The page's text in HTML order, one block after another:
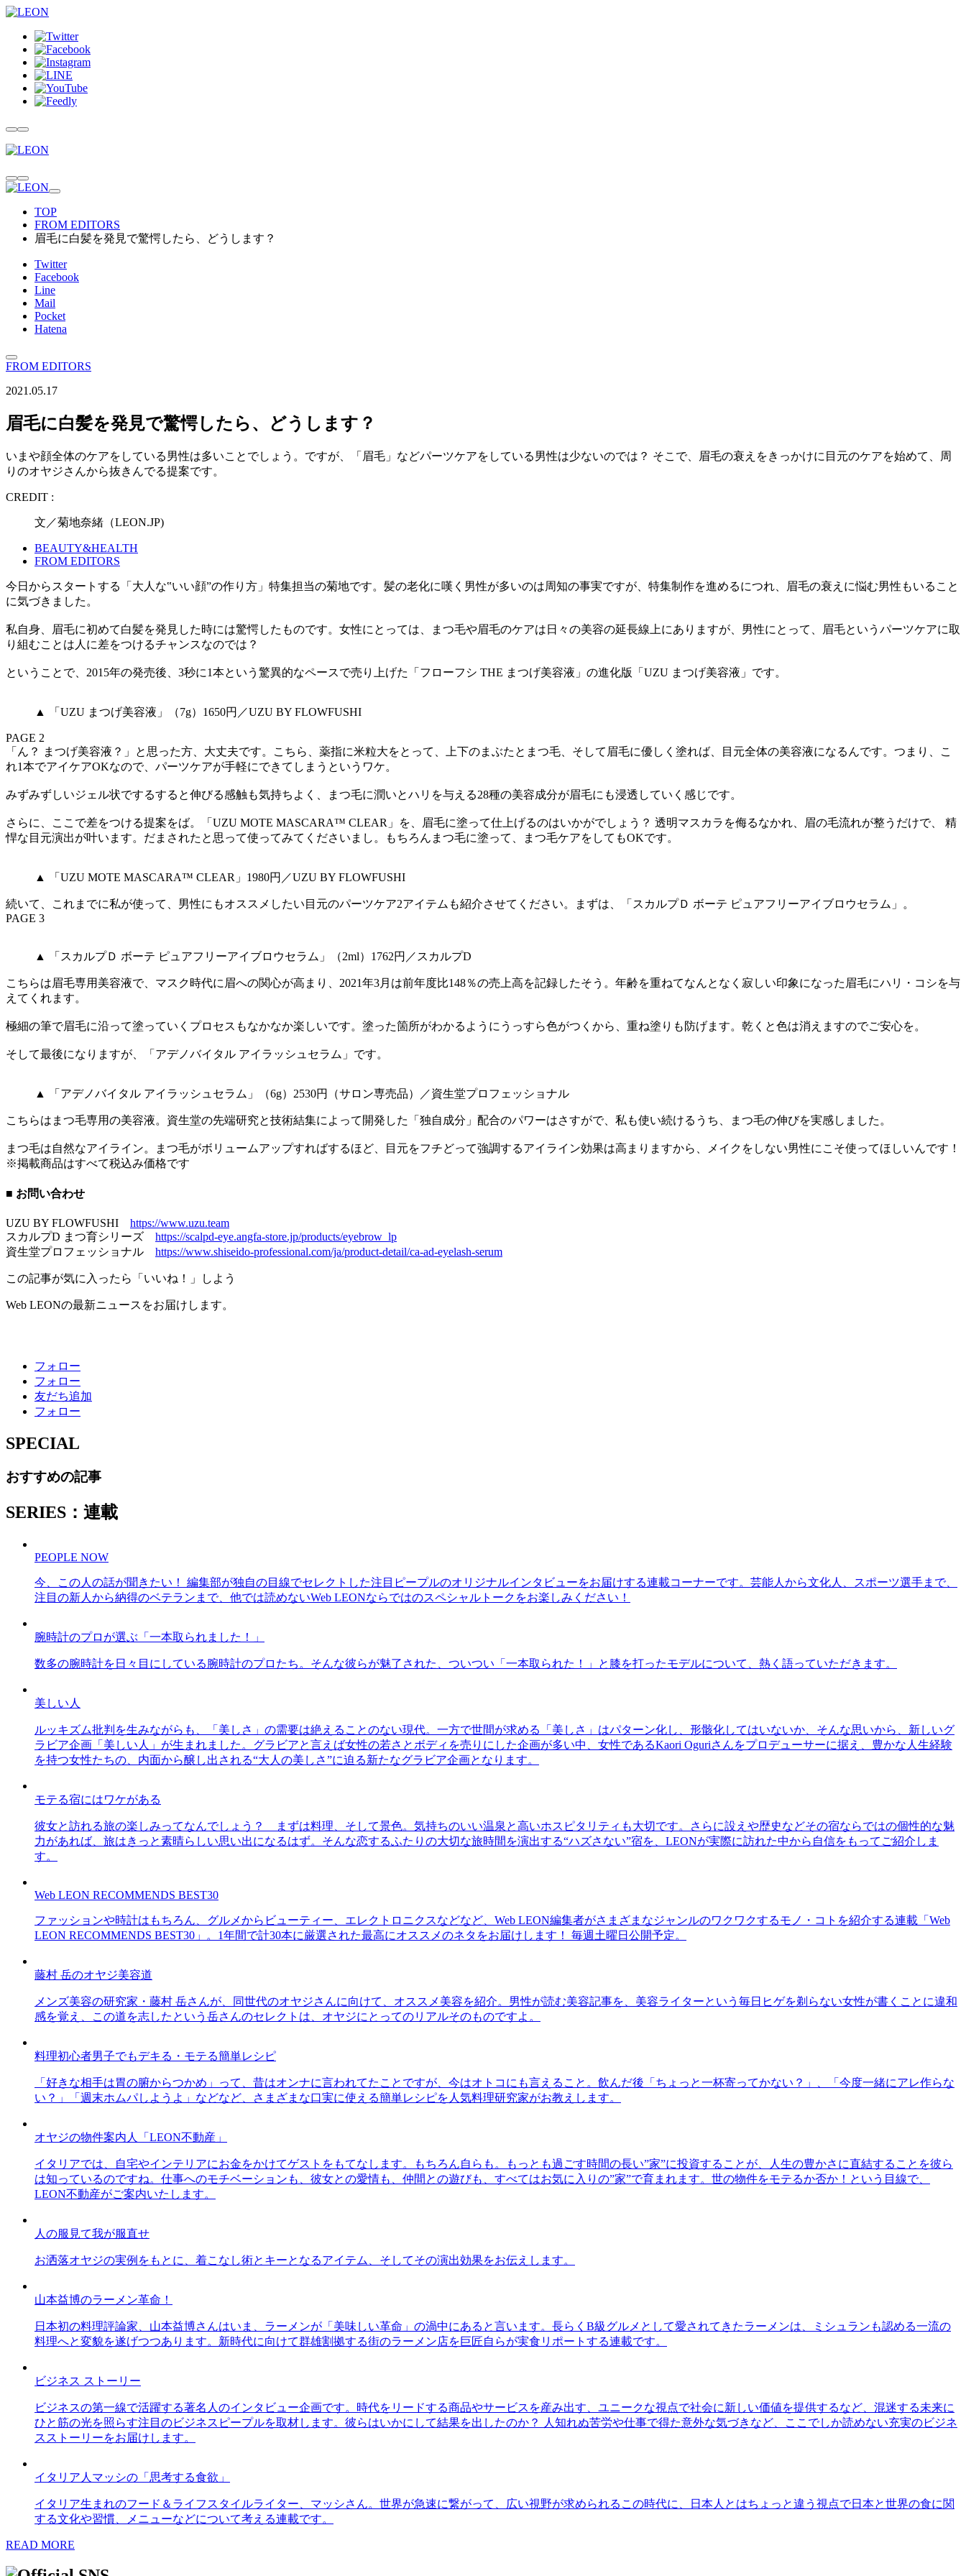
TOP
FROM EDITORS
眉毛に白髪を発見で驚愕したら、どうします？
Twitter
Facebook
Line
Mail
Pocket
Hatena
FROM EDITORS
2021.05.17
眉毛に白髪を発見で驚愕したら、どうします？
いまや顔全体のケアをしている男性は多いことでしょう。ですが、「眉毛」などパーツケアをしている男性は少ないのでは？ そこで、眉毛の衰えをきっかけに目元のケアを始めて、周
りのオヤジさんから抜きんでる提案です。
CREDIT :
文／菊地奈緒（LEON.JP)
BEAUTY&HEALTH
FROM EDITORS
今日からスタートする「大人な‟いい顔”の作り方」特集担当の菊地です。髪の老化に嘆く男性が多いのは周知の事実ですが、特集制作を進めるにつれ、眉毛の衰えに悩む男性もいること
に気づきました。
私自身、眉毛に初めて白髪を発見した時には驚愕したものです。女性にとっては、まつ毛や眉毛のケアは日々の美容の延長線上にありますが、男性にとって、眉毛というパーツケアに取
り組むことは人に差をつけるチャンスなのでは？
ということで、2015年の発売後、3秒に1本という驚異的なペースで売り上げた「フローフシ THE まつげ美容液」の進化版「UZU まつげ美容液」です。
▲ 「UZU まつげ美容液」（7g）1650円／UZU BY FLOWFUSHI
PAGE 2
「ん？ まつげ美容液？」と思った方、大丈夫です。こちら、薬指に米粒大をとって、上下のまぶたとまつ毛、そして眉毛に優しく塗れば、目元全体の美容液になるんです。つまり、こ
れ1本でアイケアOKなので、パーツケアが手軽にできてしまうというワケ。
みずみずしいジェル状でするすると伸びる感触も気持ちよく、まつ毛に潤いとハリを与える28種の美容成分が眉毛にも浸透していく感じです。
さらに、ここで差をつける提案をば。「UZU MOTE MASCARA™ CLEAR」を、眉毛に塗って仕上げるのはいかがでしょう？ 透明マスカラを侮るなかれ、眉の毛流れが整うだけで、 精
悍な目元演出が叶います。だまされたと思って使ってみてくださいまし。もちろんまつ毛に塗って、まつ毛ケアをしてもOKです。
▲ 「UZU MOTE MASCARA™ CLEAR」1980円／UZU BY FLOWFUSHI
続いて、これまでに私が使って、男性にもオススメしたい目元のパーツケア2アイテムも紹介させてください。まずは、「スカルプＤ ボーテ ピュアフリーアイブロウセラム」。
PAGE 3
▲ 「スカルプＤ ボーテ ピュアフリーアイブロウセラム」（2ml）1762円／スカルプD
こちらは眉毛専用美容液で、マスク時代に眉への関心が高まり、2021年3月は前年度比148％の売上高を記録したそう。年齢を重ねてなんとなく寂しい印象になった眉毛にハリ・コシを与
えてくれます。
極細の筆で眉毛に沿って塗っていくプロセスもなかなか楽しいです。塗った箇所がわかるようにうっすら色がつくから、重ね塗りも防げます。乾くと色は消えますのでご安心を。
そして最後になりますが、「アデノバイタル アイラッシュセラム」です。
▲ 「アデノバイタル アイラッシュセラム」（6g）2530円（サロン専売品）／資生堂プロフェッショナル
こちらはまつ毛専用の美容液。資生堂の先端研究と技術結集によって開発した「独自成分」配合のパワーはさすがで、私も使い続けるうち、まつ毛の伸びを実感しました。
まつ毛は自然なアイライン。まつ毛がボリュームアップすればするほど、目元をフチどって強調するアイライン効果は高まりますから、メイクをしない男性にこそ使ってほしいんです！
※掲載商品はすべて税込み価格です
■ お問い合わせ
UZU BY FLOWFUSHI https://www.uzu.team
スカルプD まつ育シリーズ https://scalpd-eye.angfa-store.jp/products/eyebrow_lp
資生堂プロフェッショナル https://www.shiseido-professional.com/ja/product-detail/ca-ad-eyelash-serum
この記事が気に入ったら「いいね！」しよう
Web LEONの最新ニュースをお届けします。
フォロー
フォロー
友だち追加
フォロー
SPECIAL
おすすめの記事
SERIES：連載
PEOPLE NOW
今、この人の話が聞きたい！ 編集部が独自の目線でセレクトした注目ピープルのオリジナルインタビューをお届けする連載コーナーです。芸能人から文化人、スポーツ選手まで、
注目の新人から納得のベテランまで、他では読めないWeb LEONならではのスペシャルトークをお楽しみください！
腕時計のプロが選ぶ「一本取られました！」
数多の腕時計を日々目にしている腕時計のプロたち。そんな彼らが魅了された、ついつい「一本取られた！」と膝を打ったモデルについて、熱く語っていただきます。
美しい人
ルッキズム批判を生みながらも、「美しさ」の需要は絶えることのない現代。一方で世間が求める「美しさ」はパターン化し、形骸化してはいないか、そんな思いから、新しいグ
ラビア企画「美しい人」が生まれました。グラビアと言えば女性の若さとボディを売りにした企画が多い中、女性であるKaori Oguriさんをプロデューサーに据え、豊かな人生経験
を持つ女性たちの、内面から醸し出される“大人の美しさ”に迫る新たなグラビア企画となります。
モテる宿にはワケがある
彼女と訪れる旅の楽しみってなんでしょう？ まずは料理、そして景色。気持ちのいい温泉と高いホスピタリティも大切です。さらに設えや歴史などその宿ならではの個性的な魅
力があれば、旅はきっと素晴らしい思い出になるはず。そんな恋するふたりの大切な旅時間を演出する“ハズさない”宿を、LEONが実際に訪れた中から自信をもってご紹介しま
す。
Web LEON RECOMMENDS BEST30
ファッションや時計はもちろん、グルメからビューティー、エレクトロニクスなどなど、Web LEON編集者がさまざまなジャンルのワクワクするモノ・コトを紹介する連載「Web
LEON RECOMMENDS BEST30」。1年間で計30本に厳選された最高にオススメのネタをお届けします！ 毎週土曜日公開予定。
藤村 岳のオヤジ美容道
メンズ美容の研究家・藤村 岳さんが、同世代のオヤジさんに向けて、オススメ美容を紹介。男性が読む美容記事を、美容ライターという毎日ヒゲを剃らない女性が書くことに違和
感を覚え、この道を志したという岳さんのセレクトは、オヤジにとってのリアルそのものですよ。
料理初心者男子でもデキる・モテる簡単レシピ
「好きな相手は胃の腑からつかめ」って、昔はオンナに言われてたことですが、今はオトコにも言えること。飲んだ後「ちょっと一杯寄ってかない？」、「今度一緒にアレ作らな
い？」「週末ホムパしようよ」などなど、さまざまな口実に使える簡単レシピを人気料理研究家がお教えします。
オヤジの物件案内人「LEON不動産」
イタリアでは、自宅やインテリアにお金をかけてゲストをもてなします。もちろん自らも。もっとも過ごす時間の長い”家”に投資することが、人生の豊かさに直結することを彼ら
は知っているのですね。仕事へのモチベーションも、彼女との愛情も、仲間との遊びも、すべてはお気に入りの”家”で育まれます。世の物件をモテるか否か！という目線で、
LEON不動産がご案内いたします。
人の服見て我が服直せ
お洒落オヤジの実例をもとに、着こなし術とキーとなるアイテム、そしてその演出効果をお伝えします。
山本益博のラーメン革命！
日本初の料理評論家、山本益博さんはいま、ラーメンが「美味しい革命」の渦中にあると言います。長らくB級グルメとして愛されてきたラーメンは、ミシュランも認める一流の
料理へと変貌を遂げつつあります。新時代に向けて群雄割拠する街のラーメン店を巨匠自らが実食リポートする連載です。
ビジネス ストーリー
ビジネスの第一線で活躍する著名人のインタビュー企画です。時代をリードする商品やサービスを産み出す、ユニークな視点で社会に新しい価値を提供するなど、混迷する未来に
ひと筋の光を照らす注目のビジネスピープルを取材します。彼らはいかにして結果を出したのか？ 人知れぬ苦労や仕事で得た意外な気づきなど、ここでしか読めない充実のビジネ
スストーリーをお届けします。
イタリア人マッシの「思考する食欲」
イタリア生まれのフード＆ライフスタイルライター、マッシさん。世界が急速に繋がって、広い視野が求められるこの時代に、日本人とはちょっと違う視点で日本と世界の食に関
する文化や習慣、メニューなどについて考える連載です。
READ MORE